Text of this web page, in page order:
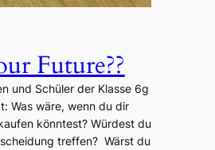
Future??
und Schüler der Klasse 6g
Was wäre, wenn du dir
könntest? Würdest du
treffen? Wärst du